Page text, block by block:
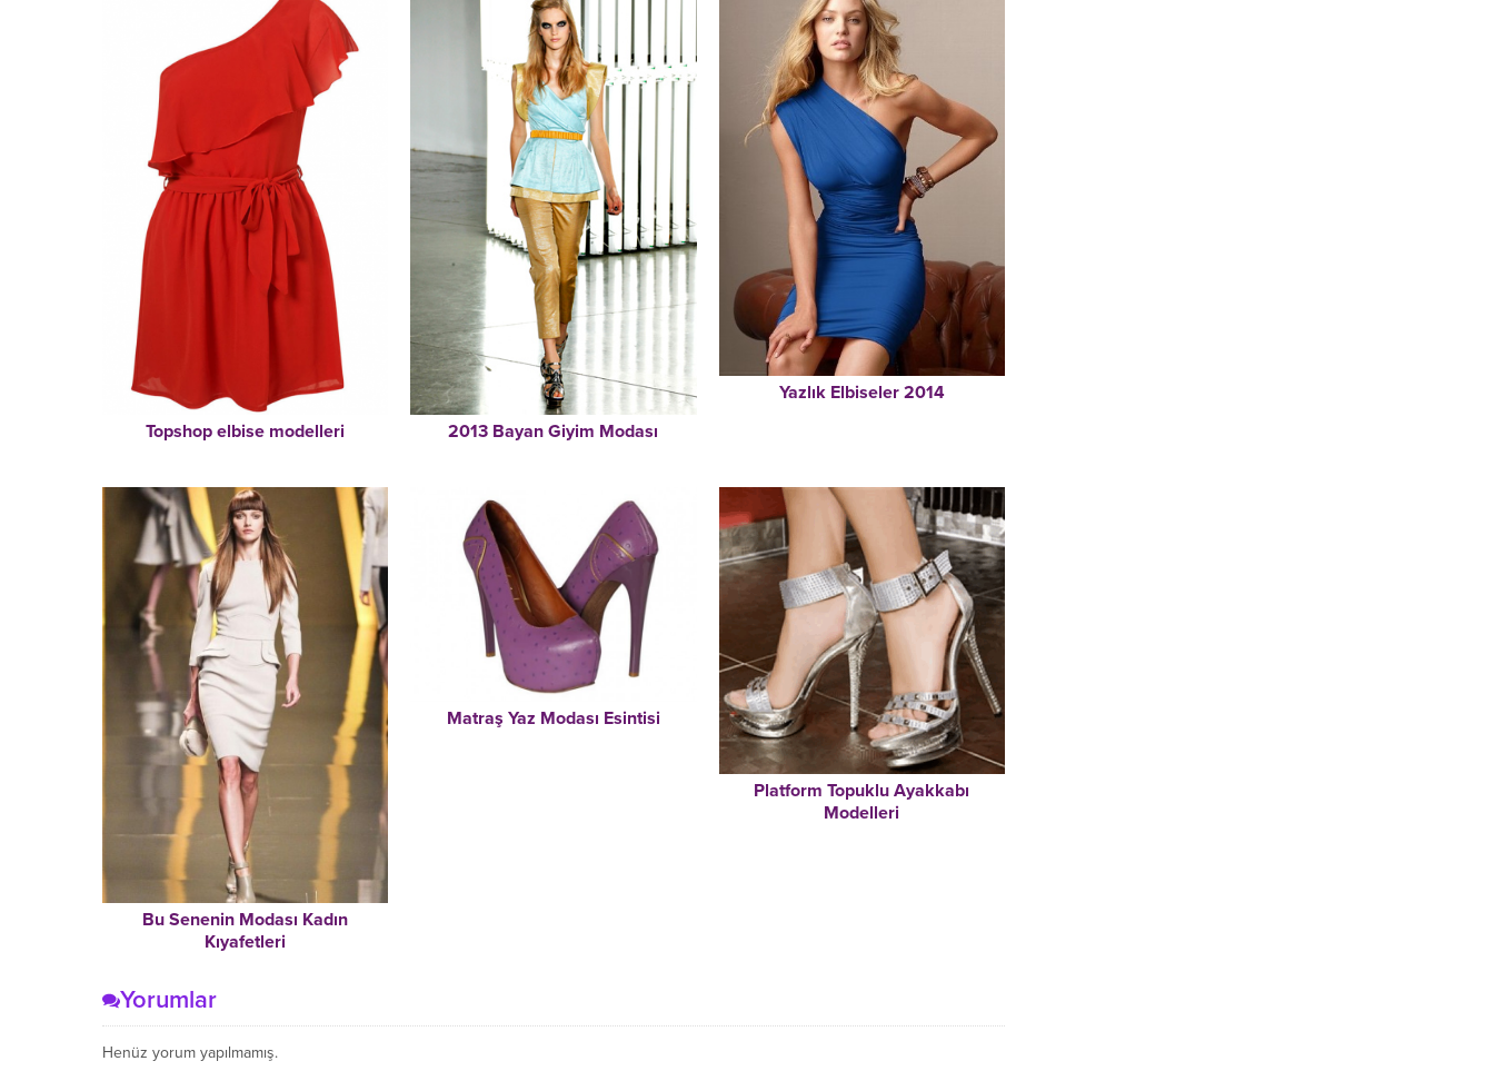
Topshop elbise modelleri 2013 Bayan Giyim Modası
Yazlık Elbiseler 2014
Bu Senenin Modası Kadın
Kıyafetleri
Matraş Yaz Modası Esintisi
Platform Topuklu Ayakkabı
Modelleri
Yorumlar
Henüz yorum yapılmamış.